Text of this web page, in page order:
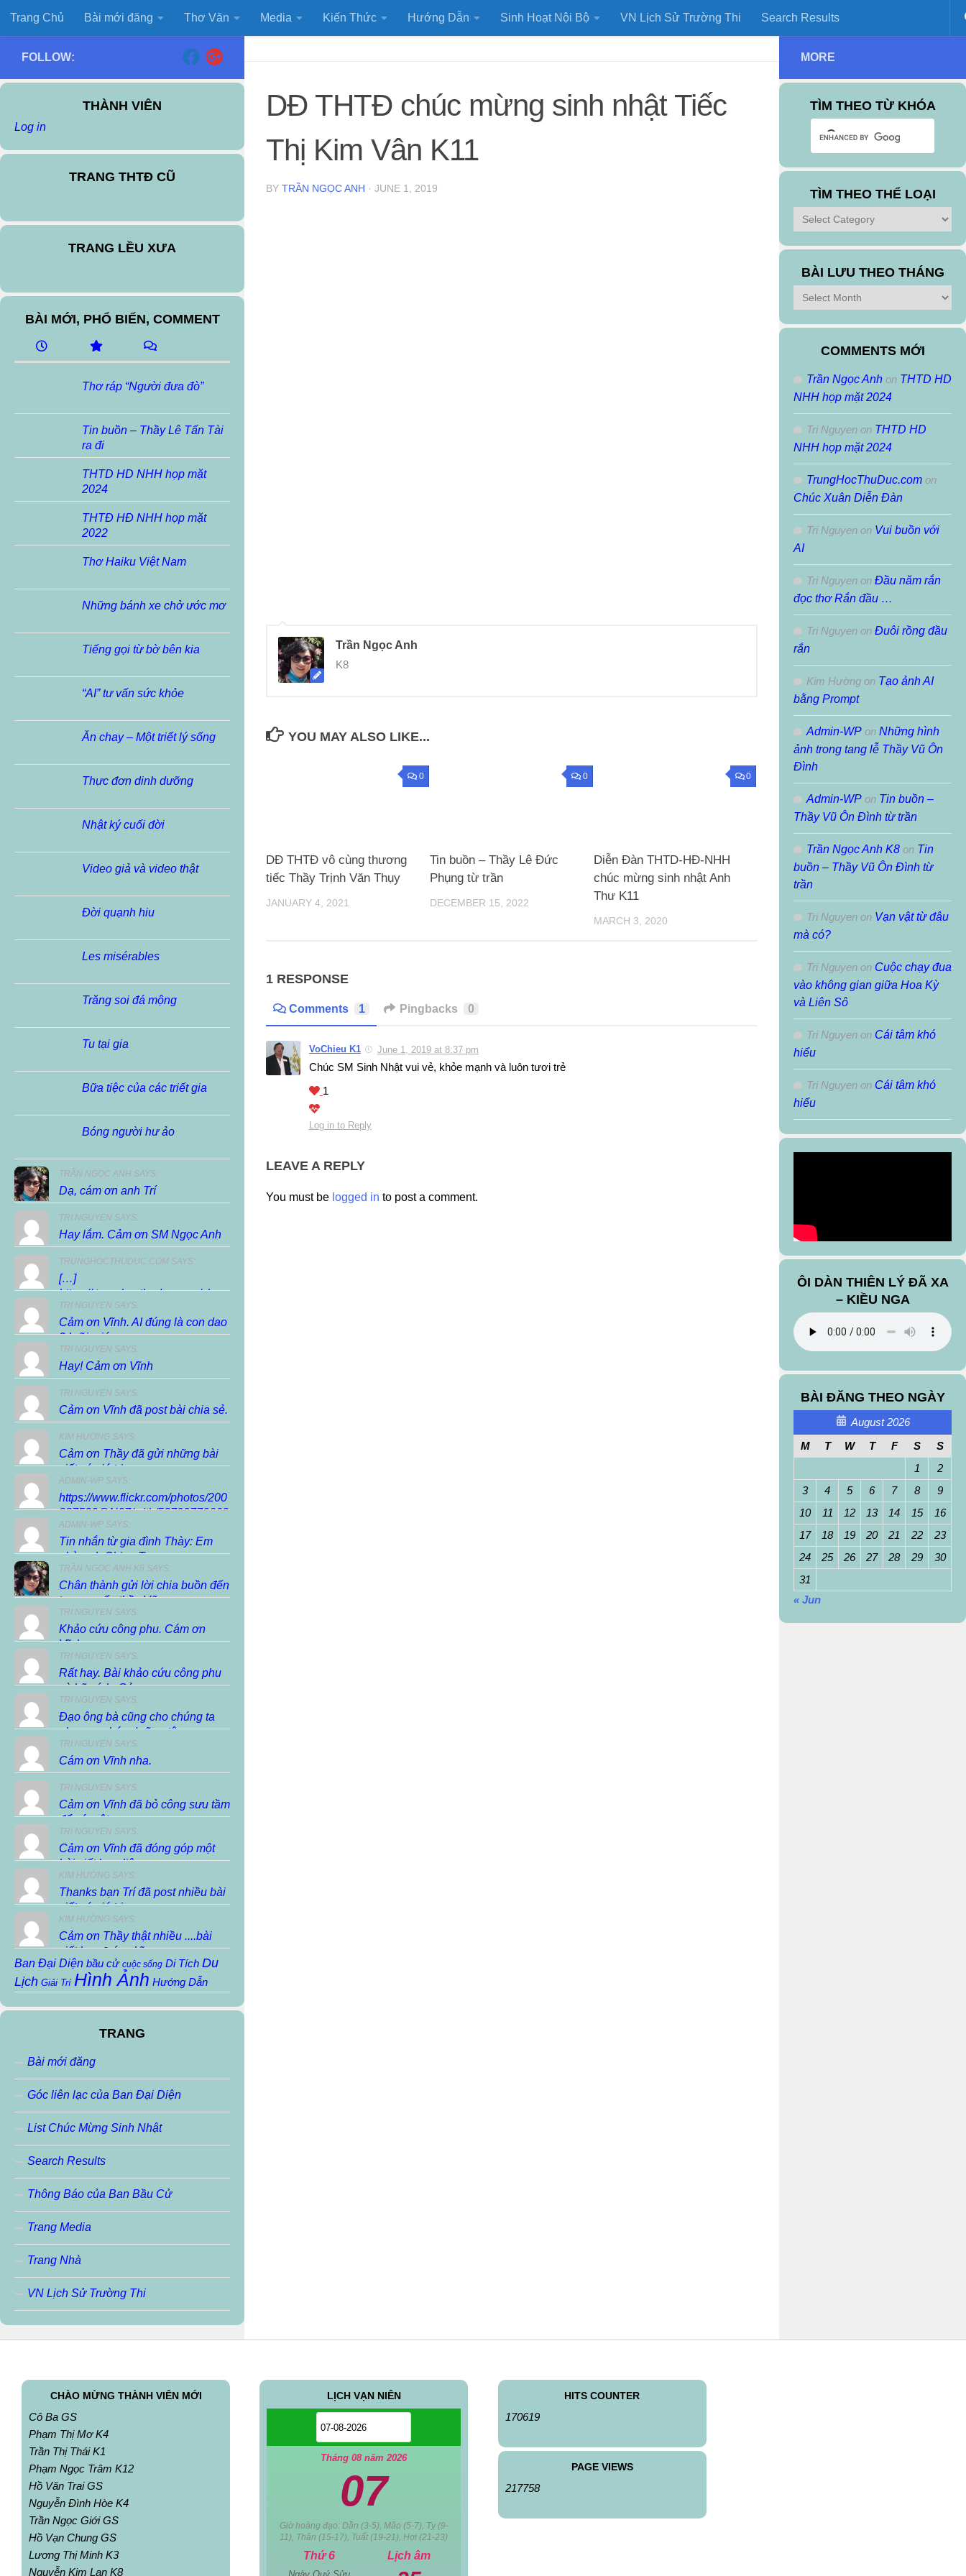
Skip to content
Trang Chủ Bài mới đăng Thơ Văn Media Kiến Thức Hướng Dẫn Sinh Hoạt Nội Bộ VN Lịch Sử Trường Thi Search Results
DĐ THTĐ chúc mừng sinh nhật Tiếc
Thị Kim Vân K11
BY TRẦN NGỌC ANH · JUNE 1, 2019
Trần Ngọc Anh
K8
YOU MAY ALSO LIKE...
0
DĐ THTĐ vô cùng thương
tiếc Thầy Trịnh Văn Thụy
JANUARY 4, 2021
0
Tin buồn – Thầy Lê Đức
Phụng từ trần
DECEMBER 15, 2022
0
Diễn Đàn THTD-HĐ-NHH
chúc mừng sinh nhật Anh
Thư K11
MARCH 3, 2020
1 RESPONSE
Comments 1 Pingbacks 0
VoChieu K1 June 1, 2019 at 8:37 pm
Chúc SM Sinh Nhật vui vẻ, khỏe mạnh và luôn tươi trẻ
1
Log in to Reply
LEAVE A REPLY
You must be logged in to post a comment.
FOLLOW:
THÀNH VIÊN
Log in
TRANG THTĐ CŨ
TRANG LỀU XƯA
BÀI MỚI, PHỔ BIẾN, COMMENT
Thơ ráp “Người đưa đò”
Tin buồn – Thầy Lê Tấn Tài
ra đi
THTD HD NHH họp mặt
2024
THTĐ HĐ NHH họp mặt
2022
Thơ Haiku Việt Nam
Những bánh xe chở ước mơ
Tiếng gọi từ bờ bên kia
“AI” tư vấn sức khỏe
Ăn chay – Một triết lý sống
Thực đơn dinh dưỡng
Nhật ký cuối đời
Video giả và video thật
Đời quạnh hiu
Les misérables
Trăng soi đá mộng
Tu tại gia
Bữa tiệc của các triết gia
Bóng người hư ảo
TRẦN NGỌC ANH SAYS:
Dạ, cám ơn anh Trí
TRI NGUYEN SAYS:
Hay lắm. Cảm ơn SM Ngọc Anh
TRUNGHOCTHUDUC.COM SAYS:
[…]
https://.trunghocthuduc.com/chuc-
xuan-dien-dan/ […]
TRI NGUYEN SAYS:
Cảm ơn Vĩnh. AI đúng là con dao
2 lưỡi, giúp...
TRI NGUYEN SAYS:
Hay! Cảm ơn Vĩnh
TRI NGUYEN SAYS:
Cảm ơn Vĩnh đã post bài chia sẻ.
KIM HƯỜNG SAYS:
Cảm ơn Thầy đã gửi những bài
viết có giá trị...
ADMIN-WP SAYS:
https://www.flickr.com/photos/200
887530@N07/with/53799770663
ADMIN-WP SAYS:
Tin nhắn từ gia đình Thày: Em
nhờ anh Chieu Tran...
TRẦN NGỌC ANH K8 SAYS:
Chân thành gửi lời chia buồn đến
tang quyến thầy Vũ...
TRI NGUYEN SAYS:
Khảo cứu công phu. Cám ơn
Vĩnh.
TRI NGUYEN SAYS:
Rất hay. Bài khảo cứu công phu
và hữu ích. Cảm...
TRI NGUYEN SAYS:
Đạo ông bà cũng cho chúng ta
phương pháp dưỡng tâm,...
TRI NGUYEN SAYS:
Cám ơn Vĩnh nha.
TRI NGUYEN SAYS:
Cảm ơn Vĩnh đã bỏ công sưu tầm
để có một...
TRI NGUYEN SAYS:
Cảm ơn Vĩnh đã đóng góp một
bài viết hay, liên...
KIM HƯỜNG SAYS:
Thanks bạn Trí đã post nhiều bài
viết có giá trị...
KIM HƯỜNG SAYS:
Cảm ơn Thầy thật nhiều ....bài
viết hay & ý nghĩa...
Ban Đại Diện bầu cử cuộc sống Di Tích Du
Lịch Giải Trí Hình Ảnh Hướng Dẫn
Khoa Học
Kiến Thức
Lịch
Người Nổi Tiếng
Nhạc THTĐ Phiếm
Thơ Haiku Thơ ráp Thơ Sáng Tác
Tran Ngoc Anh Videos VoChieu
TRANG
Bài mới đăng
Góc liên lạc của Ban Đại Diện
List Chúc Mừng Sinh Nhật
Search Results
Thông Báo của Ban Bầu Cử
Trang Media
Trang Nhà
VN Lịch Sử Trường Thi
MORE
TÌM THEO TỪ KHÓA
TÌM THEO THỂ LOẠI
Tìm
theo
Thể
Loại
BÀI LƯU THEO THÁNG
Bài
Lưu
Theo
COMMENTS MỚI
Trần Ngọc Anh on THTD HD
NHH họp mặt 2024
Tri Nguyen on THTD HD
NHH họp mặt 2024
TrungHocThuDuc.com on
Chúc Xuân Diễn Đàn
Tri Nguyen on Vui buồn với
AI
Tri Nguyen on Đầu năm rắn
đọc thơ Rắn đầu …
Tri Nguyen on Đuôi rồng đầu
rắn
Kim Hường on Tạo ảnh AI
bằng Prompt
Admin-WP on Những hình
ảnh trong tang lễ Thầy Vũ Ôn
Đình
Admin-WP on Tin buồn –
Thầy Vũ Ôn Đình từ trần
Trần Ngọc Anh K8 on Tin
buồn – Thầy Vũ Ôn Đình từ
trần
Tri Nguyen on Vạn vật từ đâu
mà có?
Tri Nguyen on Cuộc chạy đua
vào không gian giữa Hoa Kỳ
và Liên Sô
Tri Nguyen on Cái tâm khó
hiểu
Tri Nguyen on Cái tâm khó
hiểu
ÔI DÀN THIÊN LÝ ĐÃ XA
– KIỀU NGA
BÀI ĐĂNG THEO NGÀY
August 2026
M
T W T F S
S
1
2
3
4 5 6 7 8
9
10
11 12 13 14 15
16
17
18 19 20 21 22
23
24
25 26 27 28 29
30
31
« Jun
CHÀO MỪNG THÀNH VIÊN MỚI
Cô Ba GS
Phạm Thị Mơ K4
Trần Thị Thái K1
Phạm Ngọc Trâm K12
Hồ Văn Trai GS
Nguyễn Đình Hòe K4
Trần Ngọc Giới GS
Hồ Vạn Chung GS
Lương Thị Minh K3
Nguyễn Kim Lan K8
LỊCH VẠN NIÊN
Tháng 08 năm 2026
07
Giờ hoàng đạo: Dần (3-5), Mão (5-7), Tỵ (9-
11), Thân (15-17), Tuất (19-21), Hợi (21-23)
Thứ 6 Lịch âm
HITS COUNTER
170619
PAGE VIEWS
217758